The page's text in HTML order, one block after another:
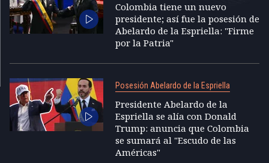
Colombia tiene un nuevo
presidente; así fue la posesión de
Abelardo de la Espriella: "Firme
por la Patria"
Posesión Abelardo de la Espriella
Presidente Abelardo de la
Espriella se alía con Donald
Trump: anuncia que Colombia
se sumará al "Escudo de las
Américas"